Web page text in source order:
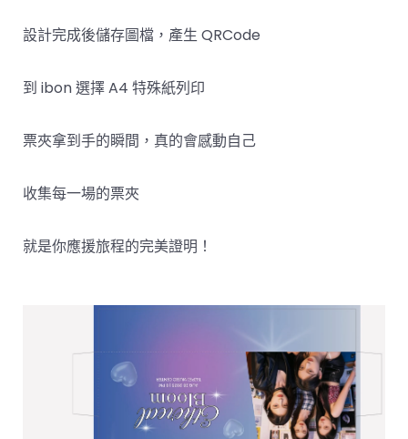
設計完成後儲存圖檔，產生 QRCode
到 ibon 選擇 A4 特殊紙列印
票夾拿到手的瞬間，真的會感動自己
收集每一場的票夾
就是你應援旅程的完美證明！